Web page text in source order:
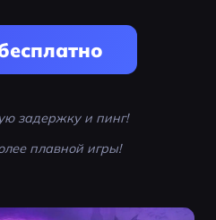
задержку и пинг!
плавной игры!